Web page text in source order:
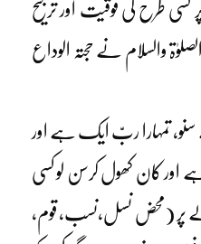
طرح کی فوقیت اور ترجیح
والسلام نے حجتہ الوداع
سنو، تمہارا ربّ ایک ہے اور
اور کان کھول کرسن لو کسی
پر (محض نسل،نسب، قوم،